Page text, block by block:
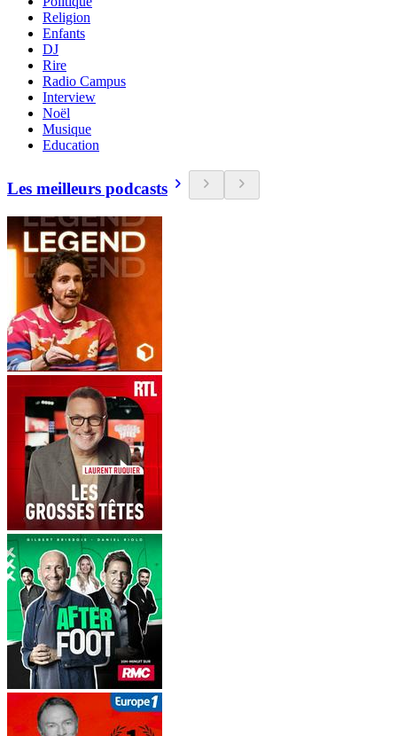
Religion
Enfants
DJ
Rire
Radio Campus
Interview
Noël
Musique
Education
Les meilleurs podcasts